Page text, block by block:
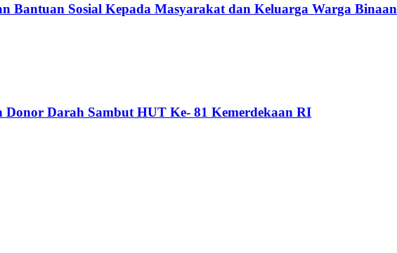
Bantuan Sosial Kepada Masyarakat dan Keluarga Warga Binaan
Darah Sambut HUT Ke- 81 Kemerdekaan RI